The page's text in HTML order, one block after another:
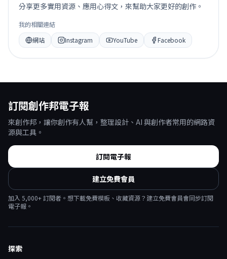
分享更多實用資源、應用心得文，來幫助大家更好的創作。
我的相關連結
網站
Instagram YouTube Facebook
訂閱創作邦電子報
來創作邦，讓你創作有人幫，整理設計、AI 與創作者常用的網路資
源與工具。
訂閱電子報
建立免費會員
加入 5,000+ 訂閱者。想下載免費模板、收藏資源？建立免費會員會同步訂閱
電子報。
探索